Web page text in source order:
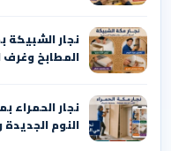
المطابخ وغرف
النوم